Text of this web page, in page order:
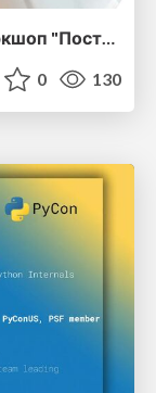
0 130